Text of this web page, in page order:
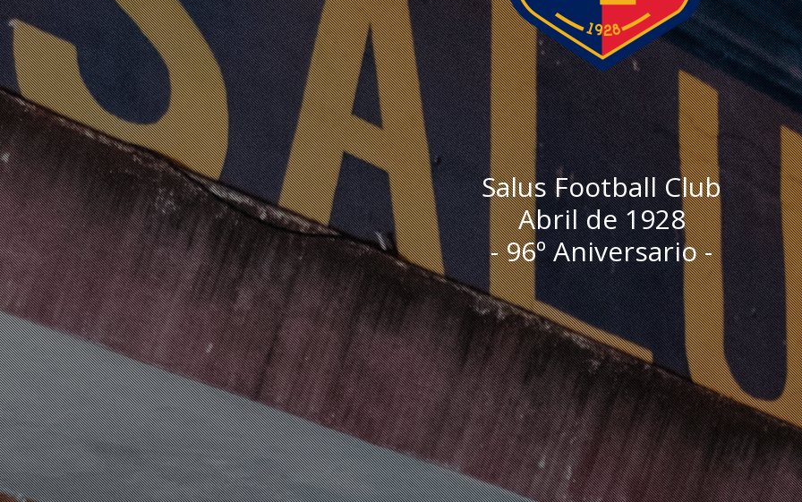
I
n
i
c
Salus Football Club
Abril de 1928
- 96º Aniversario -